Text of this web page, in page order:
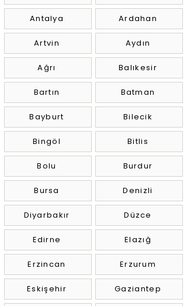
Antalya
Artvin
Ağrı
Bartın
Bayburt
Bingöl
Bolu
Bursa
Diyarbakır
Edirne
Erzincan
Eskişehir
Ardahan
Aydın
Balıkesir
Batman
Bilecik
Bitlis
Burdur
Denizli
Düzce
Elazığ
Erzurum
Gaziantep